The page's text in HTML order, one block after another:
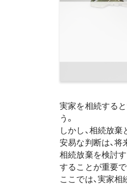
実家を相続する
う。
しかし、相続放
安易な判断は、
相続放棄を検討
することが重要で
ここでは、実家